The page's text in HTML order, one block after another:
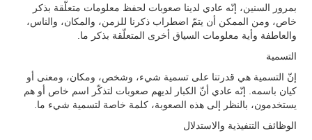
بمرور السنين، إنّه عادي لدينا صعوبات لحفظ معلومات متعلّقة بذكر
خاص، ومن الممكن أن يتمّ اضطراب ذكرنا للزمن، والمكان، والناس،
والعاطفة وأية معلومات السياق أخرى المتعلّقة بذكر ما.
التسمية
إنّ التسمية هي قدرتنا على تسمية شيء، وشخص، ومكان، ومعنى أو
كيان باسمه. إنّه عادي أنّ الكبار لديهم صعوبات لتذكّر اسم خاص أو هم
يستخدمون، بالنظر إلى هذه الصعوبة، كلمة خاصة لتسمية شيء ما.
الوظائف التنفيذية والاستدلال